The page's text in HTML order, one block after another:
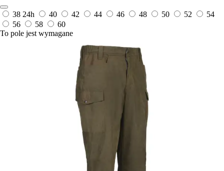
38 24h 40 42 44 46 48 50 52
54
56
58
60
To pole jest wymagane